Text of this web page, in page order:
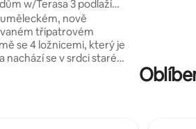
w/Terasa 3 podlaží
nově
třípatrovém
se 4 ložnicemi, který je
nachází se v srdci staré
dalšími